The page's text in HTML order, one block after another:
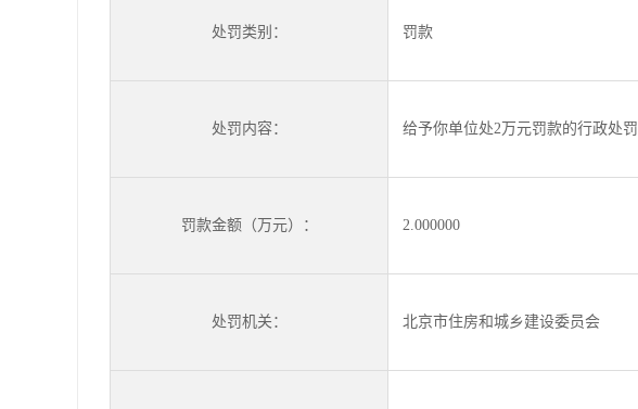
处罚类别： 罚款
处罚内容： 给予你单位处2万元罚款的行政处罚
罚款金额（万元）： 2.000000
处罚机关： 北京市住房和城乡建设委员会